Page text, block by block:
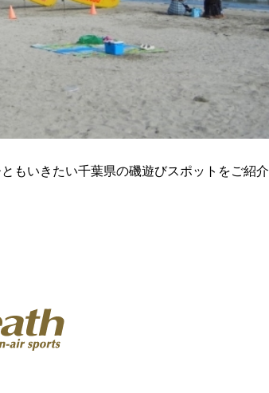
もいきたい千葉県の磯遊びスポットをご紹介